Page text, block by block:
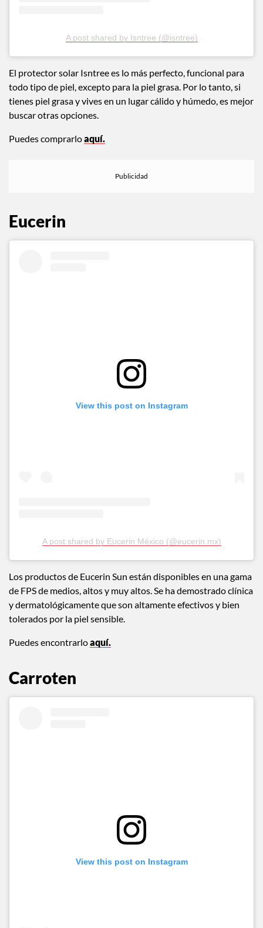
A post shared by Isntree (@isntree)
El protector solar Isntree es lo más perfecto, funcional para
todo tipo de piel, excepto para la piel grasa. Por lo tanto, si
tienes piel grasa y vives en un lugar cálido y húmedo, es mejor
buscar otras opciones.
Puedes comprarloaquí.
Eucerin
View this post on Instagram
A post shared by Eucerin México (@eucerin.mx)
Los productos de Eucerin Sun están disponibles en una gama
de FPS de medios, altos y muy altos. Se ha demostrado clínica
y dermatológicamente que son altamente efectivos y bien
tolerados por la piel sensible.
Puedes encontrarloaquí.
Carroten
View this post on Instagram